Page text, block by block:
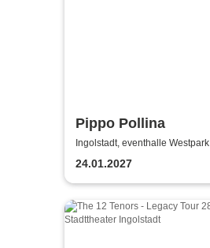
Pippo Pollina
Ingolstadt, eventhalle Westpark
24.01.2027